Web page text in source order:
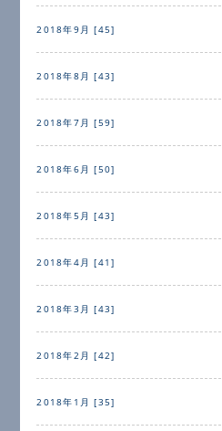
2018年9月 [45]
2018年8月 [43]
2018年7月 [59]
2018年6月 [50]
2018年5月 [43]
2018年4月 [41]
2018年3月 [43]
2018年2月 [42]
2018年1月 [35]